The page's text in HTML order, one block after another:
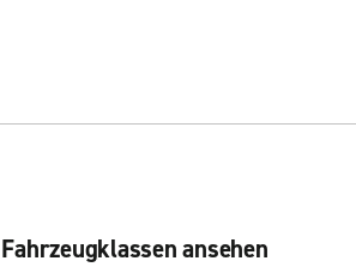
ansehen